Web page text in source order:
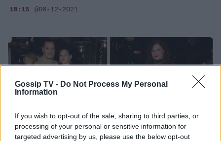
Gossip TV - Do Not Process My Personal
Information
If you wish to opt-out of the sale, sharing to third parties, or
processing of your personal or sensitive information for
targeted advertising by us, please use the below opt-out
10:15 @06-12-2021